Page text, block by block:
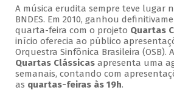
A música erudita sempre teve lugar
BNDES. Em 2010, ganhou
quarta-feira com o projeto Quartas
início oferecia ao público
Orquestra Sinfônica Brasileira (OSB).
Quartas Clássicasapresenta uma
semanais, contando com
as quartas-feiras às 19h.